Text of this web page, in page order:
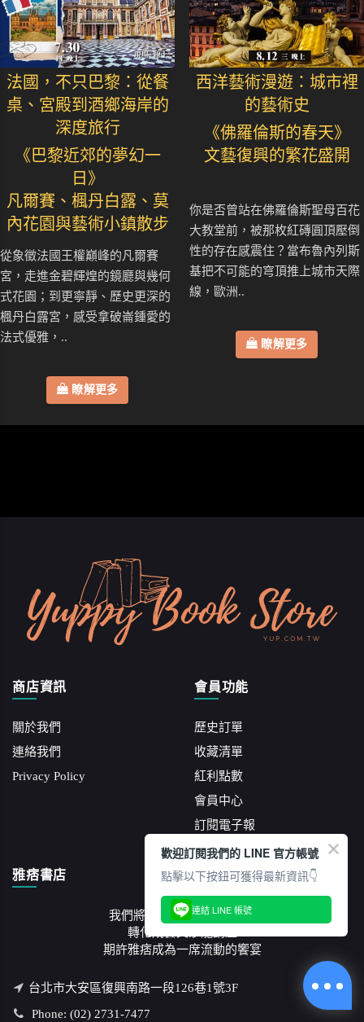
法國，不只巴黎：從餐
桌、宮殿到酒鄉海岸的
深度旅行
《巴黎近郊的夢幻一
日》
凡爾賽、楓丹白露、莫
內花園與藝術小鎮散步
從象徵法國王權巔峰的凡爾賽
宮，走進金碧輝煌的鏡廳與幾何
式花園；到更寧靜、歷史更深的
楓丹白露宮，感受拿破崙鍾愛的
法式優雅，..
瞭解更多
西洋藝術漫遊：城市裡
的藝術史
《佛羅倫斯的春天》
文藝復興的繁花盛開
你是否曾站在佛羅倫斯聖母百花
大教堂前，被那枚紅磚圓頂壓倒
性的存在感震住？當布魯內列斯
基把不可能的穹頂推上城市天際
線，歐洲..
瞭解更多
商店資訊
關於我們
連絡我們
Privacy Policy
會員功能
歷史訂單
收藏清單
紅利點數
會員中心
訂閱電子報
雅痞書店
我們將紙本文字承載的知識
轉化成藝文沙龍講座
期許雅痞成為一席流動的饗宴
台北市大安區復興南路一段126巷1號3F
Phone: (02) 2731-7477
歡迎訂閱我們的 LINE 官方帳號
點擊以下按鈕可獲得最新資訊👇
連結 LINE 帳號